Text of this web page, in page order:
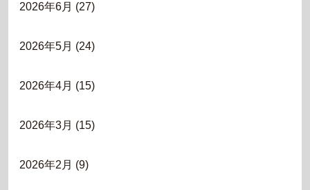
2026年6月 (27)
2026年5月 (24)
2026年4月 (15)
2026年3月 (15)
2026年2月 (9)